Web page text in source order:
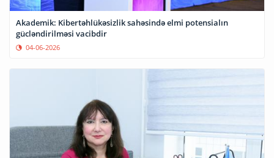
Akademik: Kibertəhlükəsizlik sahəsində elmi potensialın
gücləndirilməsi vacibdir
04-06-2026